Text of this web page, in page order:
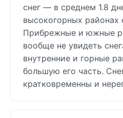
снег — в среднем 1.8
высокогорных районах
Прибрежные и южные
вообще не увидеть
внутренние и горные
большую его часть.
кратковременны и